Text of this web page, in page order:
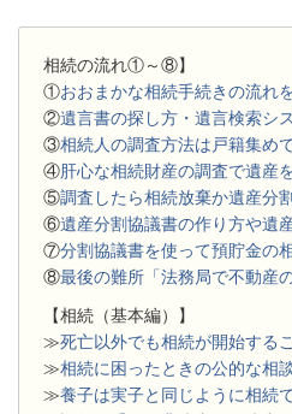
相続の流れ①～⑧】
①おおまかな相続手続きの流れ
②遺言書の探し方・遺言検索シ
③相続人の調査方法は戸籍集め
④肝心な相続財産の調査で遺産
⑤調査したら相続放棄か遺産分
⑥遺産分割協議書の作り方や遺
⑦分割協議書を使って預貯金の
⑧最後の難所「法務局で不動産
【相続（基本編）】
≫死亡以外でも相続が開始する
≫相続に困ったときの公的な相
≫養子は実子と同じように相続